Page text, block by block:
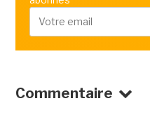
Commentaire